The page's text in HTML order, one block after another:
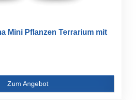
Mini Pflanzen Terrarium mit
Zum Angebot